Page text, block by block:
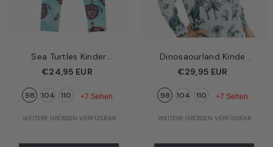
Sea Turtles Kinder
Leggings Türkis –
Bio-Baumwolle GOTS |
€24,95 EUR
98 104 110 +7 Sehen
WEITERE GRÖSSEN VERFÜGBAR
Dinosaourland Kinder
Langarmshirt Grün –
Baumwolle GOTS |
€29,95 EUR
98 104 110 +7 Sehen
WEITERE GRÖSSEN VERFÜGBAR